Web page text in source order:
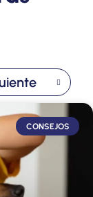
CONSEJOS